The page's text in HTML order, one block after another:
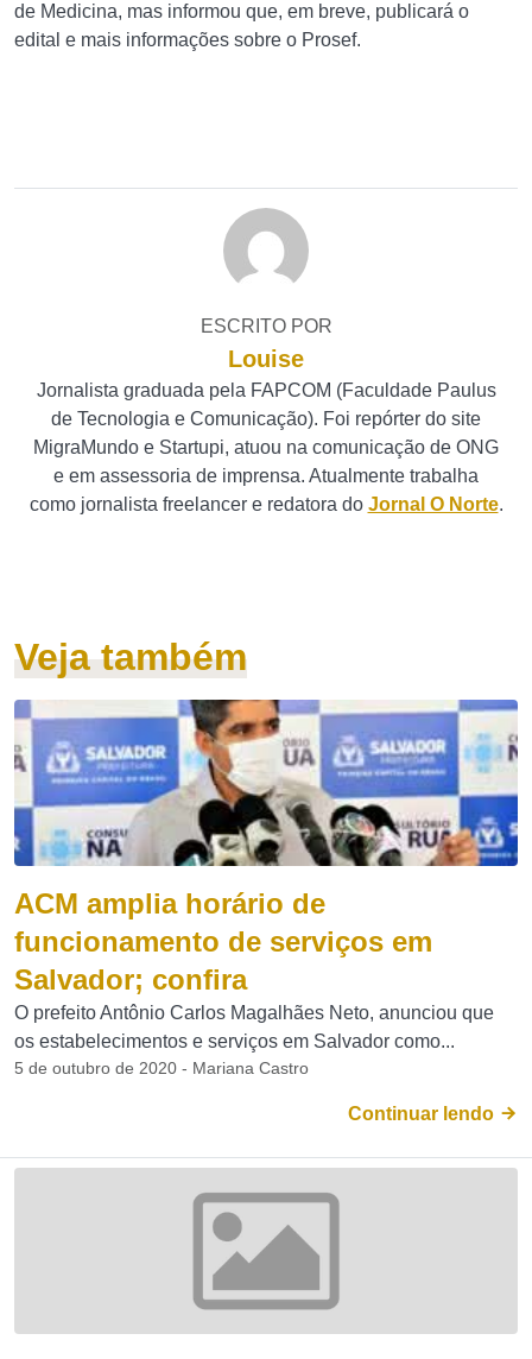
de Medicina, mas informou que, em breve, publicará o
edital e mais informações sobre o Prosef.
ESCRITO POR
Louise
Jornalista graduada pela FAPCOM (Faculdade Paulus
de Tecnologia e Comunicação). Foi repórter do site
MigraMundo e Startupi, atuou na comunicação de ONG
e em assessoria de imprensa. Atualmente trabalha
como jornalista freelancer e redatora do Jornal O Norte.
Veja também
ACM amplia horário de
funcionamento de serviços em
Salvador; confira
O prefeito Antônio Carlos Magalhães Neto, anunciou que
os estabelecimentos e serviços em Salvador como...
5 de outubro de 2020 - Mariana Castro
Continuar lendo